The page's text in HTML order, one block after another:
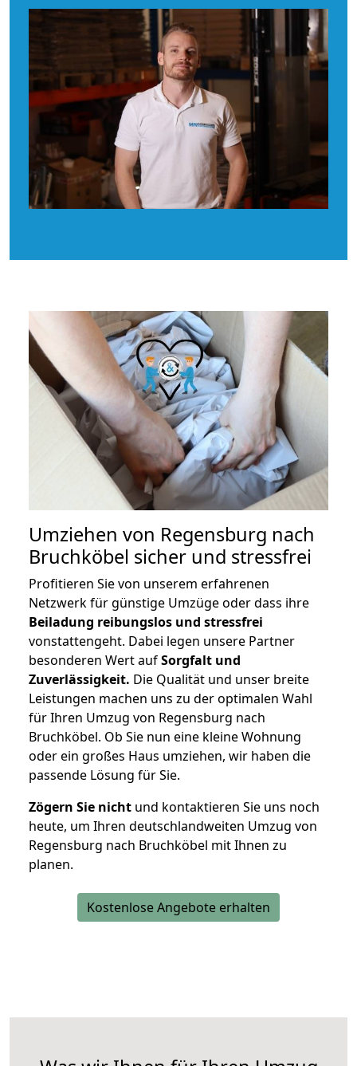
Umziehen von Regensburg nach
Bruchköbel sicher und stressfrei
Profitieren Sie von unserem erfahrenen
Netzwerk für günstige Umzüge oder dass ihre
Beiladung reibungslos und stressfrei
vonstattengeht. Dabei legen unsere Partner
besonderen Wert aufSorgfalt und
Zuverlässigkeit. Die Qualität und unser breite
Leistungen machen uns zu der optimalen Wahl
für Ihren Umzug von Regensburg nach
Bruchköbel. Ob Sie nun eine kleine Wohnung
oder ein großes Haus umziehen, wir haben die
passende Lösung für Sie.
Zögern Sie nicht und kontaktieren Sie uns noch
heute, um Ihren deutschlandweiten Umzug von
Regensburg nach Bruchköbel mit Ihnen zu
planen.
Kostenlose Angebote erhalten